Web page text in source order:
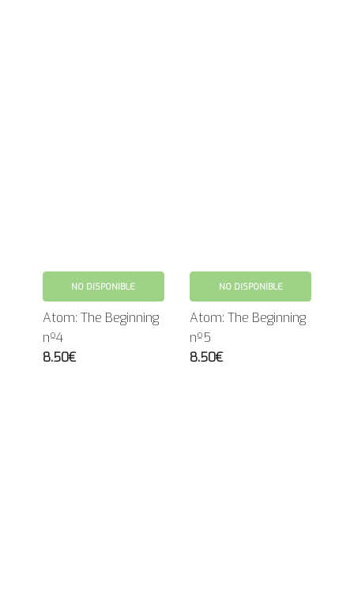
NO DISPONIBLE
Atom: The Beginning
nº4
8.50€
NO DISPONIBLE
Atom: The Beginning
nº5
8.50€